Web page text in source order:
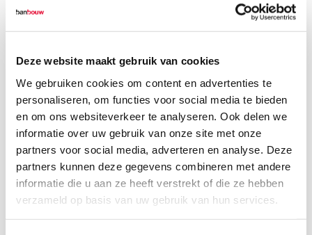
Deze website maakt gebruik van cookies
We gebruiken cookies om content en advertenties te
personaliseren, om functies voor social media te bieden
en om ons websiteverkeer te analyseren. Ook delen we
informatie over uw gebruik van onze site met onze
partners voor social media, adverteren en analyse. Deze
partners kunnen deze gegevens combineren met andere
informatie die u aan ze heeft verstrekt of die ze hebben
verzameld op basis van uw gebruik van hun services.
1 april 2019